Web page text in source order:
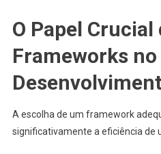
O Papel Crucial
Frameworks no
A escolha de um framework
significativamente a eficiência de